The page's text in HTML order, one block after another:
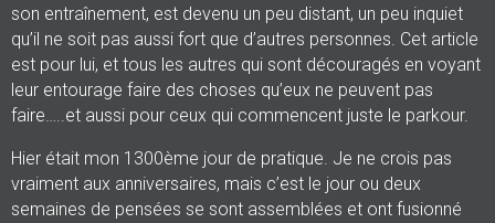
son entraînement, est devenu un peu distant, un peu inquiet
qu’il ne soit pas aussi fort que d’autres personnes. Cet article
est pour lui, et tous les autres qui sont découragés en voyant
leur entourage faire des choses qu’eux ne peuvent pas
faire…..et aussi pour ceux qui commencent juste le parkour.
Hier était mon 1300ème jour de pratique. Je ne crois pas
vraiment aux anniversaires, mais c’est le jour ou deux
semaines de pensées se sont assemblées et ont fusionné